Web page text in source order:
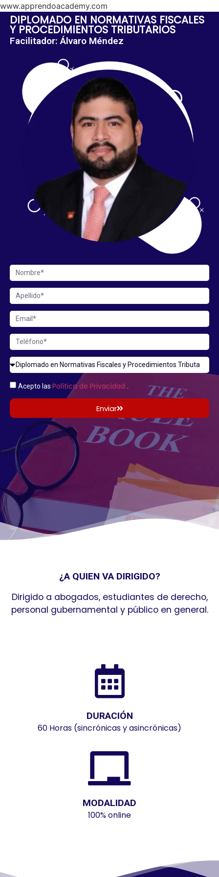
www.apprendoacademy.com
DIPLOMADO EN NORMATIVAS FISCALES
Y PROCEDIMIENTOS TRIBUTARIOS
Facilitador: Álvaro Méndez
Acepto las Política de Privacidad
Enviar
¿A QUIEN VA DIRIGIDO?
Dirigido a abogados, estudiantes de derecho,
personal gubernamental y público en general.
DURACIÓN
60 Horas (sincrónicas y asincrónicas)
MODALIDAD
100% online